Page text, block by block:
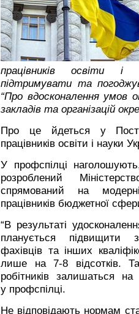
працівників освіти і
підтримувати та
“Про вдосконалення умов
закладів та організацій
Про це йдеться у
працівників освіти і науки
У профспілці
розроблений
спрямований на
працівників бюджетної
“В результаті
планується підвищити
фахівців та інших
лише на 7-8 відсотків.
робітників залишаться
у профспілці.
Не відповідають нормам